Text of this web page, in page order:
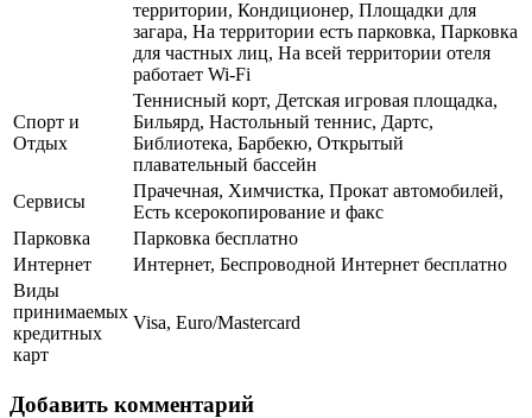
территории, Кондиционер, Площадки для
загара, На территории есть парковка, Парковка
для частных лиц, На всей территории отеля
работает Wi-Fi
Спорт и
Отдых
Теннисный корт, Детская игровая площадка,
Бильярд, Настольный теннис, Дартс,
Библиотека, Барбекю, Открытый
плавательный бассейн
Сервисы
Прачечная, Химчистка, Прокат автомобилей,
Есть ксерокопирование и факс
Парковка
Парковка бесплатно
Интернет
Интернет, Беспроводной Интернет бесплатно
Виды
принимаемых
кредитных
карт
Visa, Euro/Mastercard
Добавить комментарий